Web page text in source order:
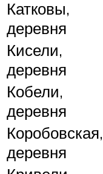
Катковы,
деревня
Кисели,
деревня
Кобели,
деревня
Коробовская,
деревня